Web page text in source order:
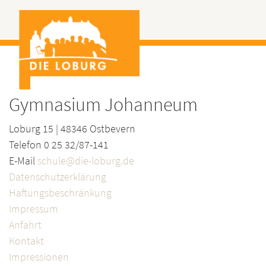
Gymnasium Johanneum
Loburg 15 | 48346 Ostbevern
Telefon 0 25 32/87-141
E-Mail schule@die-loburg.de
Datenschutzerklärung
Haftungsbeschränkung
Impressum
Anfahrt
Kontakt
Impressionen